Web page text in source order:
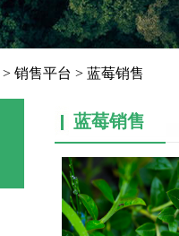
> 销售平台 > 蓝莓销售
蓝莓销售